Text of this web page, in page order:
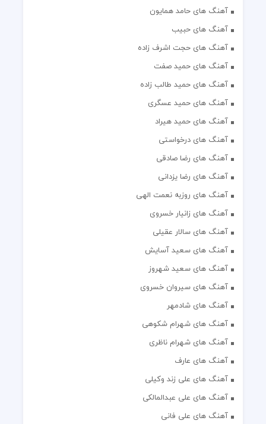
آهنگ های حامد همایون
آهنگ های حبیب
آهنگ های حجت اشرف زاده
آهنگ های حمید صفت
آهنگ های حمید طالب زاده
آهنگ های حمید عسگری
آهنگ های حمید هیراد
آهنگ های درخواستی
آهنگ های رضا صادقی
آهنگ های رضا یزدانی
آهنگ های روزبه نعمت الهی
آهنگ های زانیار خسروی
آهنگ های سالار عقیلی
آهنگ های سعید آسایش
آهنگ های سعید شهروز
آهنگ های سیروان خسروی
آهنگ های شادمهر
آهنگ های شهرام شکوهی
آهنگ های شهرام ناظری
آهنگ های عارف
آهنگ های علی زند وکیلی
آهنگ های علی عبدالمالکی
آهنگ های علی فانی